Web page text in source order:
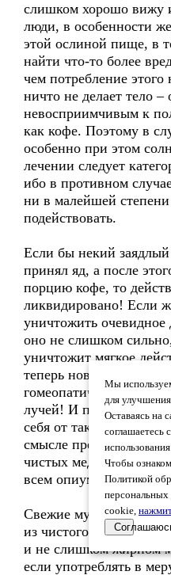
слишком хорошо вижу
люди, в особенности
этой ослиной пище, в
найти что-то более
чем потребление
ничто не делает тело
невосприимчивым к
как кофе. Поэтому в
особенно при этом
лечении следует
ибо в противном
ни в малейшей степени
подействовать.
Если бы некий
принял яд, а после
порцию кофе, то
ликвидировано! Если
уничтожить очевидное
оно не слишком
уничтожит мягкое
теперь новых душевно-
гомеопатических
лучей! И потому нужно
себя от такой пищи,
смысле препятствует
чистых медикаментов
всем опиум.
Свежие мучные
из чистого и
и не слишком жирном
если употреблять в
Мы
для
Оставаясь на
соглашаетесь
Чтобы
Политикой
cookie,